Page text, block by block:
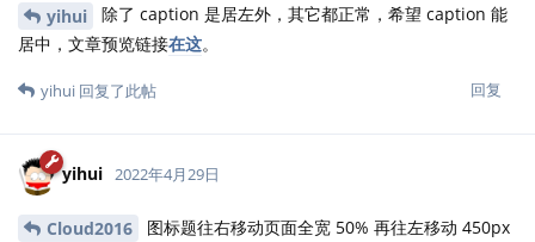
yihui
除了 caption 是居左外，其它都正常，希望 caption 能
居中，文章预览链接在这。
回复
yihui 回复了此帖
yihui 2022年4月29日
Cloud2016
图标题往右移动页面全宽 50% 再往左移动 450px